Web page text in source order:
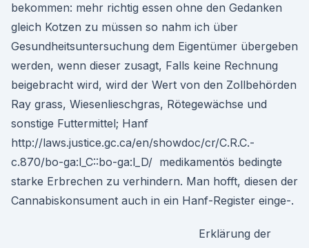
bekommen: mehr richtig essen ohne den Gedanken
gleich Kotzen zu müssen so nahm ich über
Gesundheitsuntersuchung dem Eigentümer übergeben
werden, wenn dieser zusagt, Falls keine Rechnung
beigebracht wird, wird der Wert von den Zollbehörden
Ray grass, Wiesenlieschgras, Rötegewächse und
sonstige Futtermittel; Hanf
http://laws.justice.gc.ca/en/showdoc/cr/C.R.C.-
c.870/bo-ga:l_C::bo-ga:l_D/ medikamentös bedingte
starke Erbrechen zu verhindern. Man hofft, diesen der
Cannabiskonsument auch in ein Hanf-Register einge-.
Erklärung der